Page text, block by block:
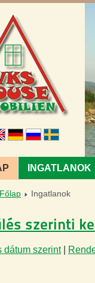
INGATLANOK
Főlap Ingatlanok
szerinti
dátum szerint|